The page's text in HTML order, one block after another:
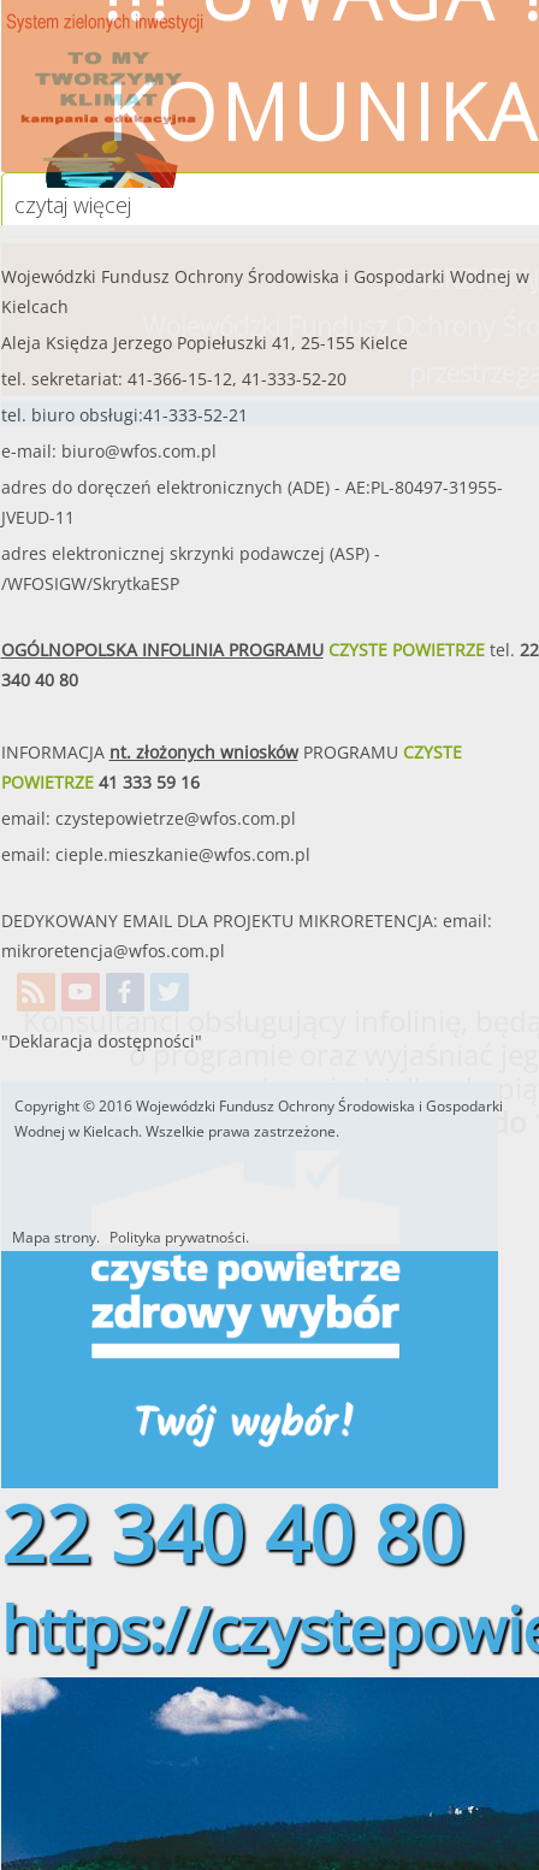
czytaj więcej
Konsultanci obsługujący infolinię,
o programie oraz wyjaśniać
od poniedziałku do
w godzinachod 8:00 do
22 340 40 80
https://
czytaj więcej...
Wojewódzki Fundusz Ochrony Środowiska i Gospodarki Wodnej w
Kielcach
Aleja Księdza Jerzego Popiełuszki 41, 25-155 Kielce
tel. sekretariat: 41-366-15-12, 41-333-52-20
tel. biuro obsługi:41-333-52-21
e-mail: biuro@wfos.com.pl
adres do doręczeń elektronicznych (ADE) - AE:PL-80497-31955-
JVEUD-11
adres elektronicznej skrzynki podawczej (ASP) -
/WFOSIGW/SkrytkaESP
OGÓLNOPOLSKA INFOLINIA PROGRAMUCZYSTE POWIETRZEtel. 22
340 40 80
INFORMACJA nt. złożonych wnioskówPROGRAMU CZYSTE
POWIETRZE41 333 59 16
email: czystepowietrze@wfos.com.pl
email: cieple.mieszkanie@wfos.com.pl
DEDYKOWANY EMAIL DLA PROJEKTU MIKRORETENCJA: email:
mikroretencja@wfos.com.pl
"Deklaracja dostępności"
Copyright © 2016 Wojewódzki Fundusz Ochrony Środowiska i Gospodarki
Wodnej w Kielcach. Wszelkie prawa zastrzeżone.
Mapa strony. Polityka prywatności.
Utworzono przez W.S.ds.IT M & P